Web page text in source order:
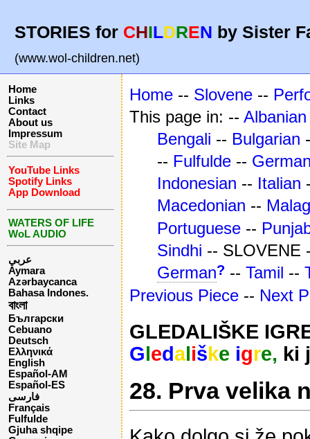
STORIES for CHILDREN by Sister
(www.wol-children.net)
Home
Links
Contact
About us
Impressum
Site Map
YouTube Links
Spotify Links
App Download
WATERS OF LIFE
WoL AUDIO
عربي
Aymara
Azərbaycanca
Bahasa Indones.
বাংলা
Български
Cebuano
Deutsch
Ελληνικά
English
Español-AM
Español-ES
فارسی
Français
Fulfulde
Gjuha shqipe
Home -- Slovene --
This page in: -- Albanian
Bengali -- Bulgarian
-- Fulfulde --
Indonesian -- Italian
Macedonian --
Portuguese --
Sindhi -- SLOVENE
German? -- Tamil --
Previous Piece -- Next
GLEDALIŠKE
Gledališke igre, ki
28. Prva velika